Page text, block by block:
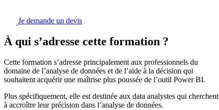
Je demande un devis
À qui s’adresse cette formation ?
Cette formation s’adresse principalement aux professionnels du
domaine de l’analyse de données et de l’aide à la décision qui
souhaitent acquérir une maîtrise plus poussée de l’outil Power BI.
Plus spécifiquement, elle est destinée aux data analystes qui cherchent
à accroître leur précision dans l’analyse de données.